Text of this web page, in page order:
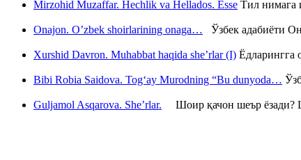
Mirzohid Muzaffar. Hechlik va Hellados. Esse Тил нимага
Onajon. O’zbek shoirlarining onaga… Ўзбек адабиёти
Xurshid Davron. Muhabbat haqida she’rlar (I) Ёдларингга
Bibi Robia Saidova. Tog‘ay Murodning “Bu dunyoda…
Guljamol Asqarova. She’rlar. Шоир қачон шеър ёзади?